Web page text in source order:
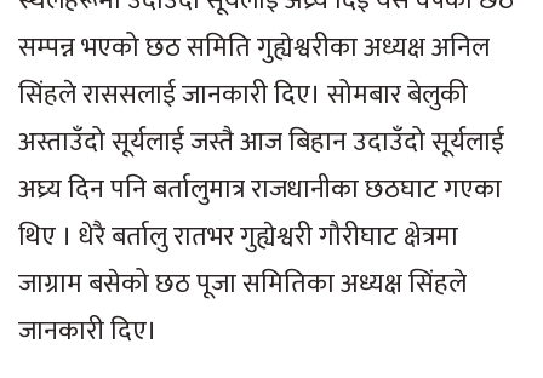
सम्पन्न भएको छठ समिति गुह्येश्वरीका अध्यक्ष अनिल
सिंहले राससलाई जानकारी दिए। सोमबार बेलुकी
अस्ताउँदो सूर्यलाई जस्तै आज बिहान उदाउँदो सूर्यलाई
अघ्र्य दिन पनि बर्तालुमात्र राजधानीका छठघाट गएका
थिए । धेरै बर्तालु रातभर गुह्येश्वरी गौरीघाट क्षेत्रमा
जाग्राम बसेको छठ पूजा समितिका अध्यक्ष सिंहले
जानकारी दिए।